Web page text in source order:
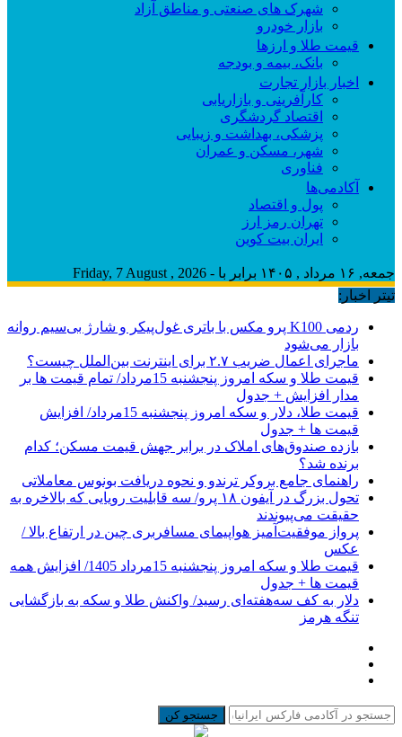
شهرک های صنعتی و مناطق آزاد
بازار خودرو
قیمت طلا و ارزها
بانک، بیمه و بودجه
اخبار بازار تجارت
کارآفرینی و بازاریابی
اقتصاد گردشگری
پزشکی، بهداشت و زیبایی
شهر، مسکن و عمران
فناوری
آکادمی‌ها
پول و اقتصاد
تهران رمز ارز
ایران بیت کوین
جمعه, ۱۶ مرداد , ۱۴۰۵ برابر با - Friday, 7 August , 2026
تیتر اخبار:
ردمی K100 پرو مکس با باتری غول‌پیکر و شارژ بی‌سیم روانه
بازار می‌شود
ماجرای اعمال ضریب ۲.۷ برای اینترنت بین‌الملل چیست؟
قیمت طلا و سکه امروز پنجشنبه 15مرداد/ تمام قیمت ها بر
مدار افزایش + جدول
قیمت طلا، دلار و سکه امروز پنجشنبه 15مرداد/ افزایش
قیمت ها + جدول
بازده صندوق‌های املاک در برابر جهش قیمت مسکن؛ کدام
برنده شد؟
راهنمای جامع بروکر ترندو و نحوه دریافت بونوس معاملاتی
تحول بزرگ در آیفون ۱۸ پرو/ سه قابلیت رویایی که بالاخره به
حقیقت می‌پیوندند
پرواز موفقیت‌آمیز هواپیمای مسافربری چین در ارتفاع بالا /
عکس
قیمت طلا و سکه امروز پنجشنبه 15مرداد 1405/ افزایش همه
قیمت ها + جدول
دلار به کف سه‌هفته‌ای رسید/ واکنش طلا و سکه به بازگشایی
تنگه هرمز
جستجو کن